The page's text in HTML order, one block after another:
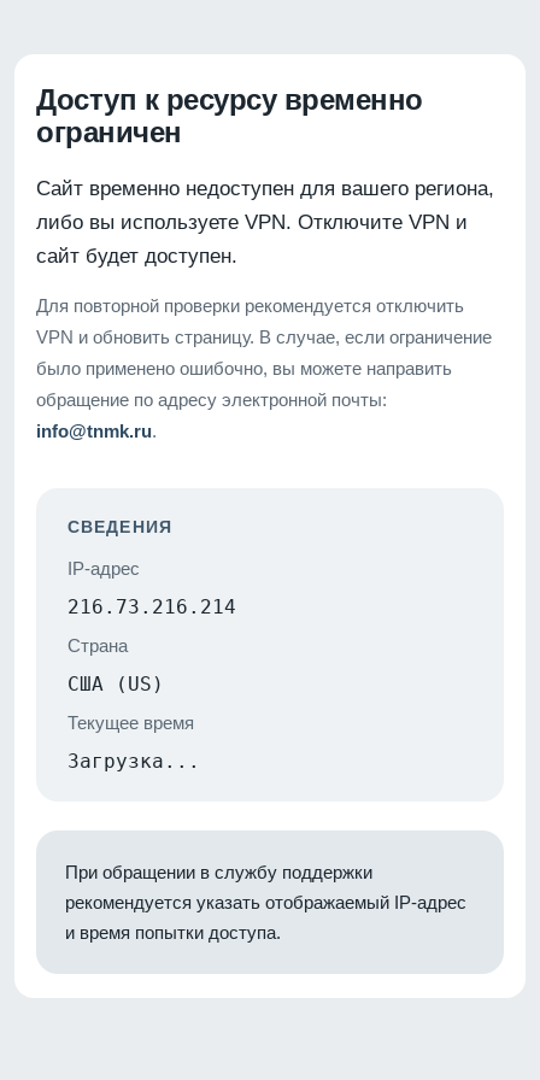
Доступ к ресурсу временно
ограничен
Сайт временно недоступен для вашего региона,
либо вы используете VPN. Отключите VPN и
сайт будет доступен.
Для повторной проверки рекомендуется отключить
VPN и обновить страницу. В случае, если ограничение
было применено ошибочно, вы можете направить
обращение по адресу электронной почты:
info@tnmk.ru.
СВЕДЕНИЯ
IP-адрес
216.73.216.214
Страна
США (US)
Текущее время
Загрузка...
При обращении в службу поддержки
рекомендуется указать отображаемый IP-адрес
и время попытки доступа.